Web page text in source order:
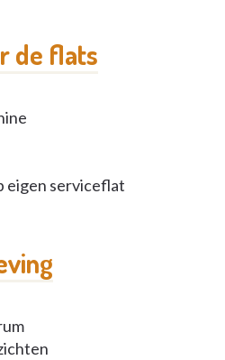
bereikbaar met de fiets
parkeren en
ecologische
de flats
eigen serviceflat